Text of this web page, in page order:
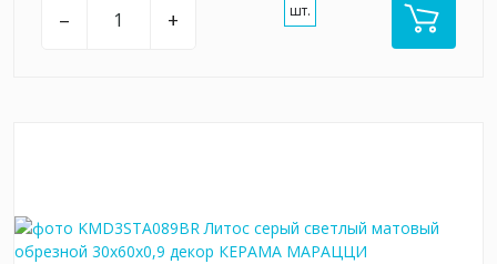
– + шт.